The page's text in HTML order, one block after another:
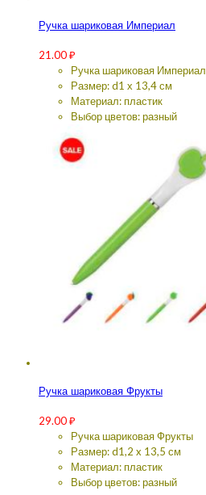
Ручка шариковая Империал
21.00₽
Ручка шариковая Империал
Размер: d1 х 13,4 см
Материал: пластик
Выбор цветов: разный
Ручка шариковая Фрукты
29.00₽
Ручка шариковая Фрукты
Размер: d1,2 x 13,5 см
Материал: пластик
Выбор цветов: разный